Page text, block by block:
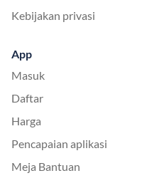
Kebijakan privasi
App
Masuk
Daftar
Harga
Pencapaian aplikasi
Meja Bantuan